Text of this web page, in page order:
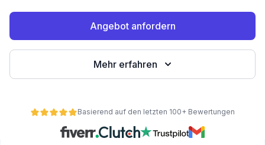
Angebot anfordern
Mehr erfahren
Basierend auf den letzten 100+ Bewertungen